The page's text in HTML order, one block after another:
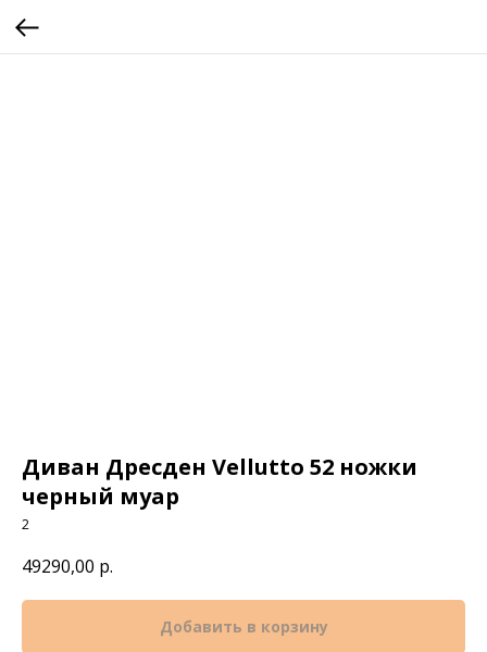
Диван Дресден Vellutto 52 ножки
черный муар
2
49290,00 р.
Добавить в корзину